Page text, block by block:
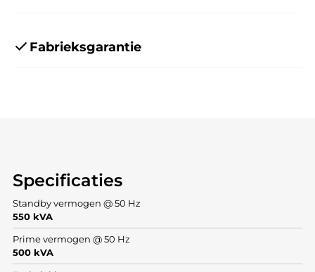
Fabrieksgarantie
Specificaties
Standby vermogen @ 50 Hz
550 kVA
Prime vermogen @ 50 Hz
500 kVA